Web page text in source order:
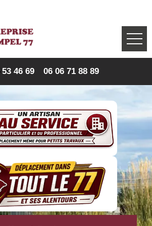
46 69 06 06 71 88 89